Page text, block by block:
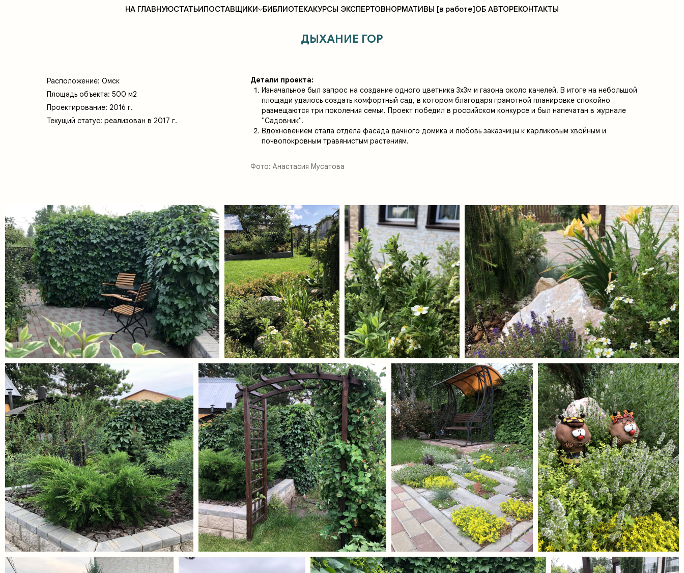
НА ГЛАВНУЮСТАТЬИПОСТАВЩИКИ БИБЛИОТЕКАКУРСЫ ЭКСПЕРТОВНОРМАТИВЫ [в работе]ОБ АВТОРЕКОНТАКТЫ
ДЫХАНИЕ ГОР
Расположение: Омск
Площадь объекта: 500 м2
Проектирование: 2016 г.
Текущий статус: реализован в 2017 г.
Детали проекта:
Изначальное был запрос на создание одного цветника 3х3м и газона около качелей. В итоге на небольшой
площади удалось создать комфортный сад, в котором благодаря грамотной планировке спокойно
размещаются три поколения семьи. Проект победил в российском конкурсе и был напечатан в журнале
"Садовник".
Вдохновением стала отдела фасада дачного домика и любовь заказчицы к карликовым хвойным и
почвопокровным травянистым растениям.
Фото: Анастасия Мусатова